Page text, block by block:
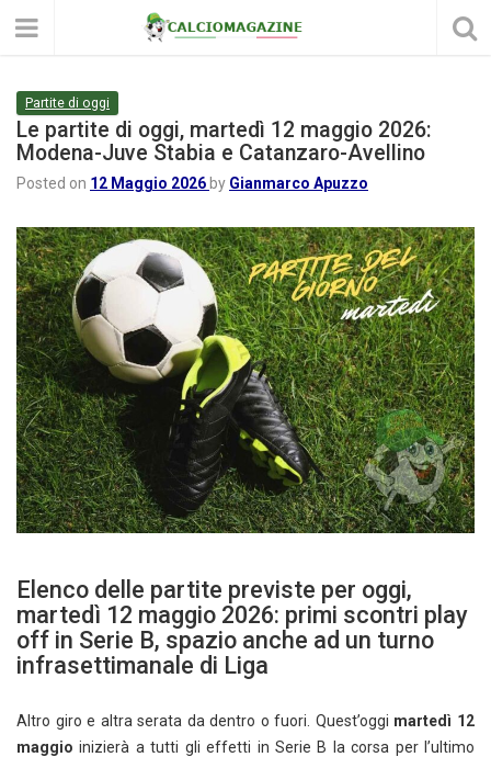
Partite di oggi
Le partite di oggi, martedì 12 maggio 2026:
Modena-Juve Stabia e Catanzaro-Avellino
Posted on 12 Maggio 2026 by Gianmarco Apuzzo
Elenco delle partite previste per oggi,
martedì 12 maggio 2026: primi scontri play
off in Serie B, spazio anche ad un turno
infrasettimanale di Liga
Altro giro e altra serata da dentro o fuori. Quest’oggi martedì 12
maggio inizierà a tutti gli effetti in Serie B la corsa per l’ultimo